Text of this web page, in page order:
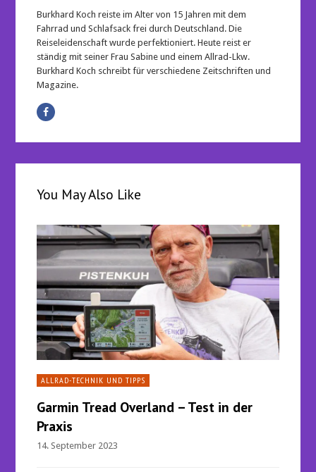
Burkhard Koch reiste im Alter von 15 Jahren mit dem
Fahrrad und Schlafsack frei durch Deutschland. Die
Reiseleidenschaft wurde perfektioniert. Heute reist er
ständig mit seiner Frau Sabine und einem Allrad-Lkw.
Burkhard Koch schreibt für verschiedene Zeitschriften und
Magazine.
You May Also Like
ALLRAD-TECHNIK UND TIPPS
Garmin Tread Overland – Test in der
Praxis
14. September 2023